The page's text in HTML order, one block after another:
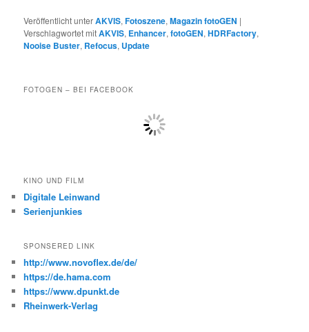
Veröffentlicht unterAKVIS,Fotoszene,Magazin fotoGEN |
Verschlagwortet mitAKVIS, Enhancer,fotoGEN,HDRFactory,
Nooise Buster, Refocus, Update
FOTOGEN – BEI FACEBOOK
KINO UND FILM
Digitale Leinwand
Serienjunkies
SPONSERED LINK
http://www.novoflex.de/de/
https://de.hama.com
https://www.dpunkt.de
Rheinwerk-Verlag